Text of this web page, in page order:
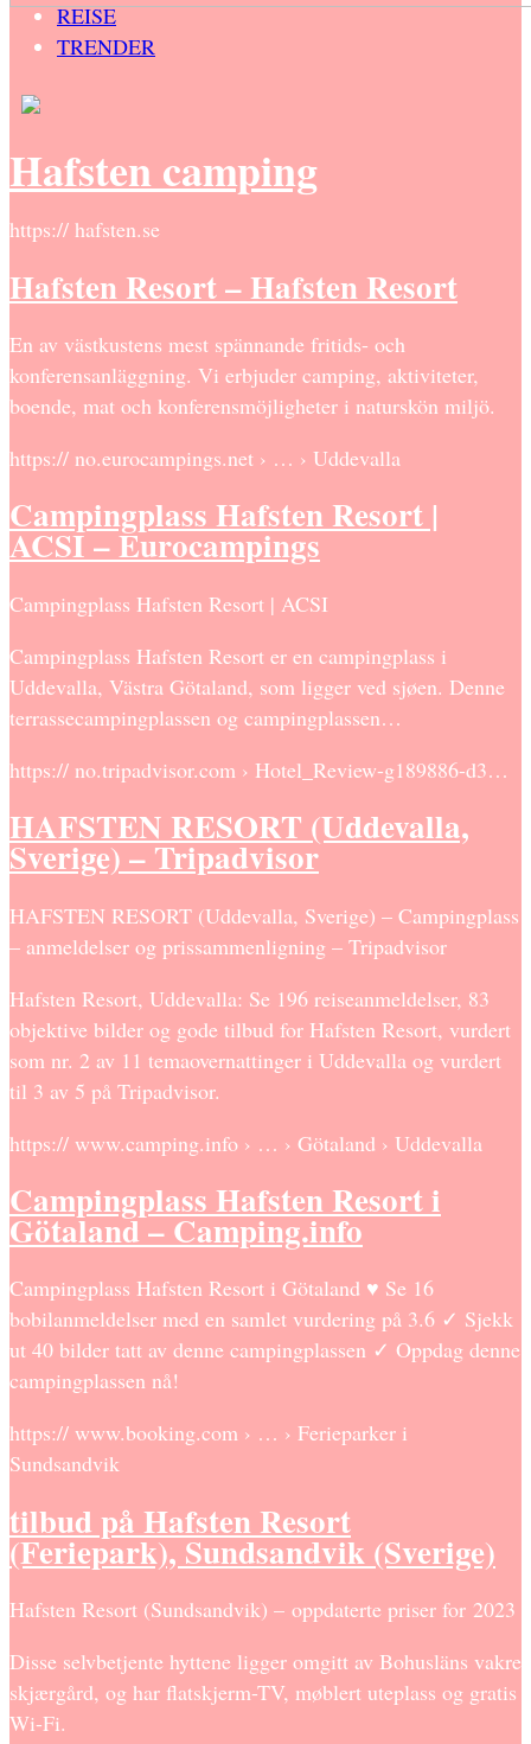
REISE
TRENDER
Hafsten camping
https:// hafsten.se
Hafsten Resort – Hafsten Resort
En av västkustens mest spännande fritids- och
konferensanläggning. Vi erbjuder camping, aktiviteter,
boende, mat och konferensmöjligheter i naturskön miljö.
https:// no.eurocampings.net › … › Uddevalla
Campingplass Hafsten Resort |
ACSI – Eurocampings
Campingplass Hafsten Resort | ACSI
Campingplass Hafsten Resort er en campingplass i
Uddevalla, Västra Götaland, som ligger ved sjøen. Denne
terrassecampingplassen og campingplassen…
https:// no.tripadvisor.com › Hotel_Review-g189886-d3…
HAFSTEN RESORT (Uddevalla,
Sverige) – Tripadvisor
HAFSTEN RESORT (Uddevalla, Sverige) – Campingplass
– anmeldelser og prissammenligning – Tripadvisor
Hafsten Resort, Uddevalla: Se 196 reiseanmeldelser, 83
objektive bilder og gode tilbud for Hafsten Resort, vurdert
som nr. 2 av 11 temaovernattinger i Uddevalla og vurdert
til 3 av 5 på Tripadvisor.
https:// www.camping.info › … › Götaland › Uddevalla
Campingplass Hafsten Resort i
Götaland – Camping.info
Campingplass Hafsten Resort i Götaland ♥ Se 16
bobilanmeldelser med en samlet vurdering på 3.6 ✓ Sjekk
ut 40 bilder tatt av denne campingplassen ✓ Oppdag denne
campingplassen nå!
https:// www.booking.com › … › Ferieparker i
Sundsandvik
tilbud på Hafsten Resort
(Feriepark), Sundsandvik (Sverige)
Hafsten Resort (Sundsandvik) – oppdaterte priser for 2023
Disse selvbetjente hyttene ligger omgitt av Bohusläns vakre
skjærgård, og har flatskjerm-TV, møblert uteplass og gratis
Wi-Fi.